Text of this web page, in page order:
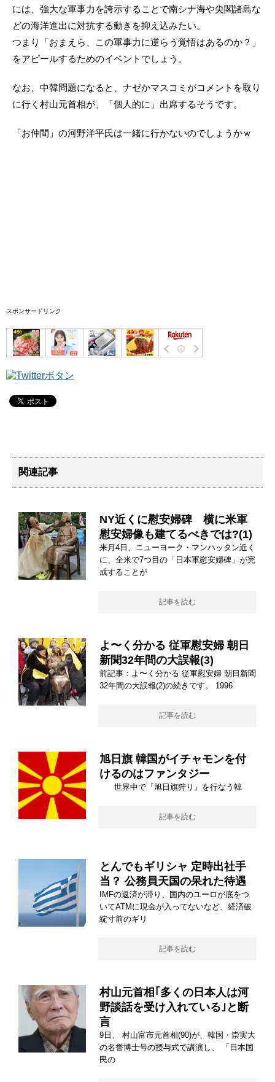
には、強大な軍事力を誇示することで南シナ海や尖閣諸島な
どの海洋進出に対抗する動きを抑え込みたい。
つまり「おまえら、この軍事力に逆らう覚悟はあるのか？」
をアピールするためのイベントでしょう。
なお、中韓問題になると、ナゼかマスコミがコメントを取り
に行く村山元首相が、「個人的に」出席するそうです。
「お仲間」の河野洋平氏は一緒に行かないのでしょうかｗ
スポンサードリンク
関連記事
NY近くに慰安婦碑 横に米軍
慰安婦像も建てるべきでは?(1)
来月4日、ニューヨーク・マンハッタン近く
に、全米で7つ目の「日本軍慰安婦碑」が完
成することが
記事を読む
よ〜く分かる 従軍慰安婦 朝日
新聞32年間の大誤報(3)
前記事：よ〜く分かる 従軍慰安婦 朝日新聞
32年間の大誤報(2)の続きです。 1996
記事を読む
旭日旗 韓国がイチャモンを付
けるのはファンタジー
世界中で『旭日旗狩り』を行なう韓
記事を読む
とんでもギリシャ 定時出社手
当？ 公務員天国の呆れた待遇
IMFの返済が滞り、国内のユーロが底をつ
いてATMに現金が入ってないなど、経済破
綻寸前のギリ
記事を読む
村山元首相｢多くの日本人は河
野談話を受け入れている｣と断
言
9日、 村山富市元首相(90)が、韓国・崇実大
の名誉博士号の授与式で講演し、 「日本国
民の